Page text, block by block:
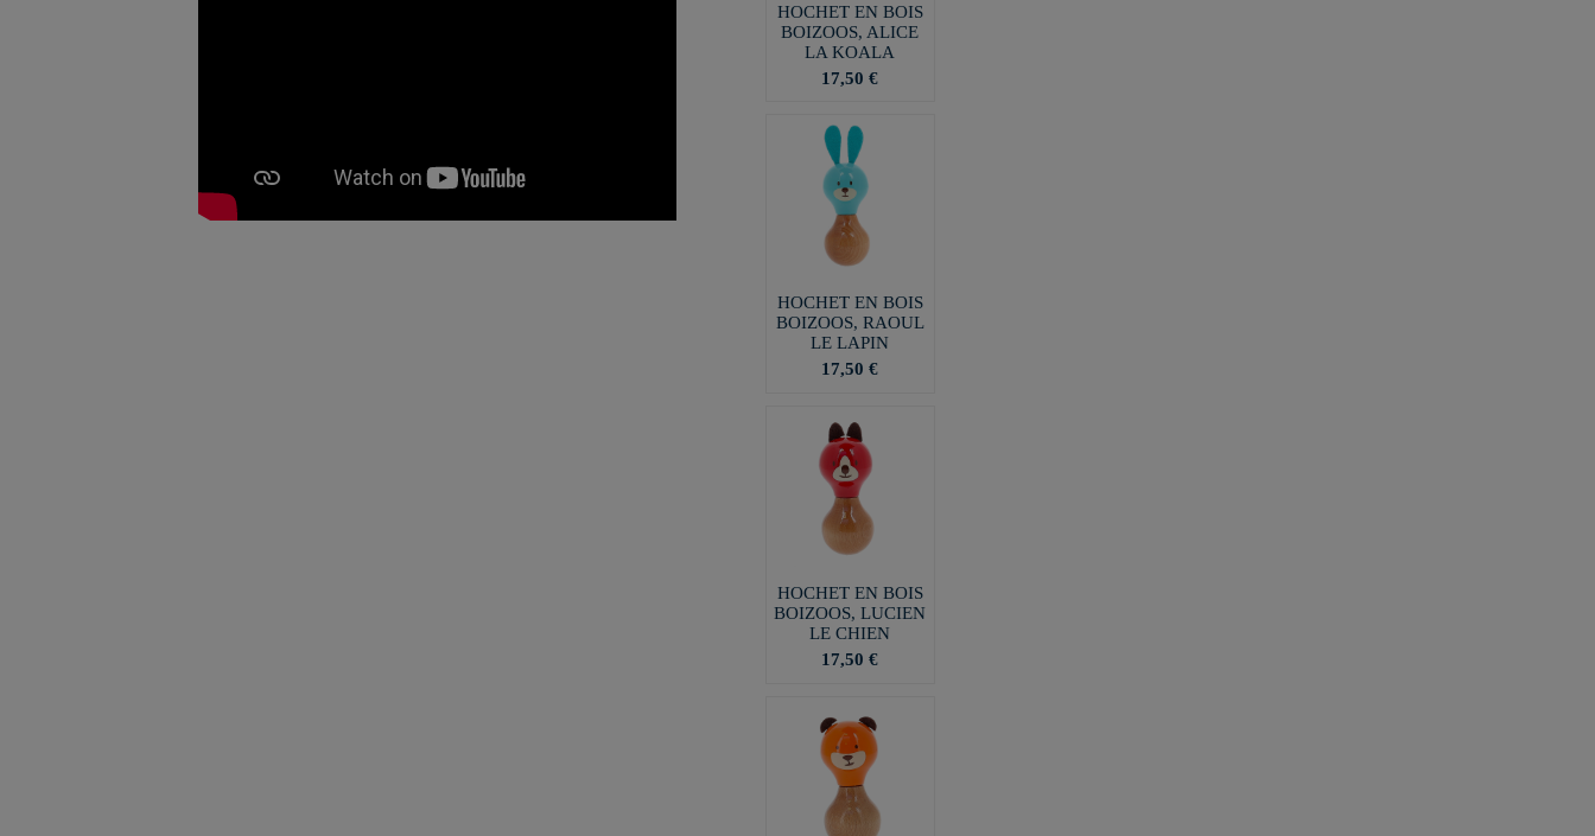
HOCHET EN BOIS
BOIZOOS, ALICE
LA KOALA
17,50 €
HOCHET EN BOIS
BOIZOOS, RAOUL
LE LAPIN
17,50 €
HOCHET EN BOIS
BOIZOOS, LUCIEN
LE CHIEN
17,50 €